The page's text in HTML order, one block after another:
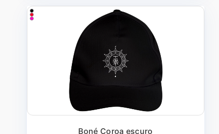
Boné Coroa escuro